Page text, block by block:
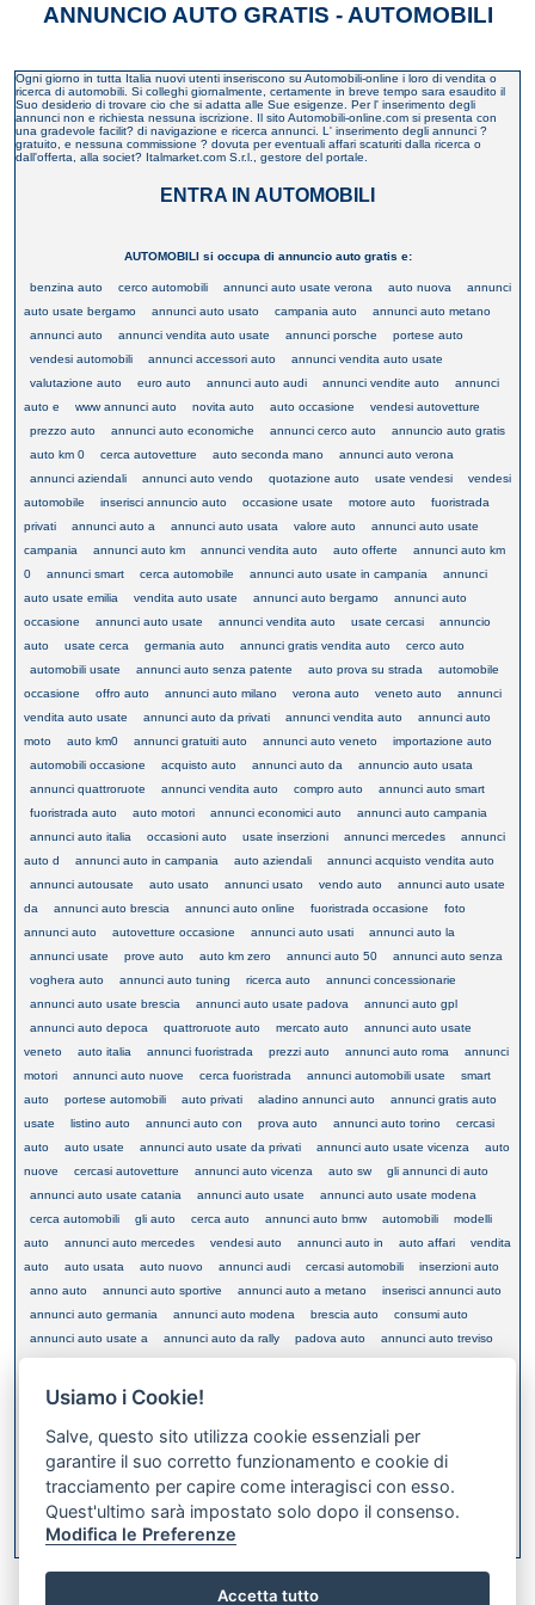
ANNUNCIO AUTO GRATIS - AUTOMOBILI
Ogni giorno in tutta Italia nuovi utenti inseriscono su Automobili-online i loro di vendita o
ricerca di automobili. Si colleghi giornalmente, certamente in breve tempo sara esaudito il
Suo desiderio di trovare cio che si adatta alle Sue esigenze. Per l' inserimento degli
annunci non e richiesta nessuna iscrizione. Il sito Automobili-online.com si presenta con
una gradevole facilit? di navigazione e ricerca annunci. L' inserimento degli annunci ?
gratuito, e nessuna commissione ? dovuta per eventuali affari scaturiti dalla ricerca o
dall'offerta, alla societ? Italmarket.com S.r.l., gestore del portale.
ENTRA IN AUTOMOBILI
AUTOMOBILI si occupa di annuncio auto gratis e:
benzina auto cerco automobili annunci auto usate verona auto nuova
annunci
auto usate bergamo
annunci auto usato campania auto
annunci auto metano
annunci auto
annunci vendita auto usate annunci porsche
portese auto
vendesi automobili
annunci accessori auto
annunci vendita auto usate
valutazione auto
euro auto annunci auto audi annunci vendite auto
annunci
auto e
www annunci auto novita auto auto occasione
vendesi autovetture
prezzo auto
annunci auto economiche annunci cerco auto
annuncio auto gratis
auto km 0
cerca autovetture auto seconda mano
annunci auto verona
annunci aziendali
annunci auto vendo quotazione auto usate vendesi
vendesi
automobile
inserisci annuncio auto occasione usate motore auto
fuoristrada
privati
annunci auto a annunci auto usata valore auto
annunci auto usate
campania
annunci auto km annunci vendita auto auto offerte
annunci auto km
0
annunci smart cerca automobile annunci auto usate in campania
annunci
auto usate emilia
vendita auto usate annunci auto bergamo
annunci auto
occasione
annunci auto usate annunci vendita auto usate cercasi
annuncio
auto
usate cerca germania auto annunci gratis vendita auto
cerco auto
automobili usate
annunci auto senza patente auto prova su strada
automobile
occasione
offro auto annunci auto milano verona auto veneto auto
annunci
vendita auto usate
annunci auto da privati annunci vendita auto
annunci auto
moto
auto km0 annunci gratuiti auto annunci auto veneto
importazione auto
automobili occasione
acquisto auto annunci auto da
annuncio auto usata
annunci quattroruote
annunci vendita auto compro auto
annunci auto smart
fuoristrada auto
auto motori annunci economici auto
annunci auto campania
annunci auto italia
occasioni auto usate inserzioni annunci mercedes
annunci
auto d
annunci auto in campania auto aziendali
annunci acquisto vendita auto
annunci autousate
auto usato annunci usato vendo auto
annunci auto usate
da
annunci auto brescia annunci auto online fuoristrada occasione
foto
annunci auto
autovetture occasione annunci auto usati
annunci auto la
annunci usate
prove auto auto km zero annunci auto 50
annunci auto senza
voghera auto
annunci auto tuning ricerca auto
annunci concessionarie
annunci auto usate brescia
annunci auto usate padova
annunci auto gpl
annunci auto depoca
quattroruote auto mercato auto
annunci auto usate
veneto
auto italia annunci fuoristrada prezzi auto annunci auto roma
annunci
motori
annunci auto nuove cerca fuoristrada annunci automobili usate
smart
auto
portese automobili auto privati aladino annunci auto
annunci gratis auto
usate
listino auto annunci auto con prova auto annunci auto torino
cercasi
auto
auto usate annunci auto usate da privati annunci auto usate vicenza
auto
nuove
cercasi autovetture annunci auto vicenza auto sw
gli annunci di auto
annunci auto usate catania
annunci auto usate
annunci auto usate modena
cerca automobili
gli auto cerca auto annunci auto bmw automobili
modelli
auto
annunci auto mercedes vendesi auto annunci auto in auto affari
vendita
auto
auto usata auto nuovo annunci audi cercasi automobili
inserzioni auto
anno auto
annunci auto sportive annunci auto a metano
inserisci annunci auto
annunci auto germania
annunci auto modena brescia auto
consumi auto
annunci auto usate a
annunci auto da rally padova auto
annunci auto treviso
cerco autovetture
annunci auto it cerco automobile
annunci automobili
usate in
compravendita auto
annunci autovetture
annunci auto padova annunci auto gratis
XML FEED
Bookmark this on Delicious
Usiamo i Cookie!
Salve, questo sito utilizza cookie essenziali per
garantire il suo corretto funzionamento e cookie di
tracciamento per capire come interagisci con esso.
Quest'ultimo sarà impostato solo dopo il consenso.
Modifica le Preferenze
Accetta tutto